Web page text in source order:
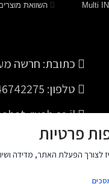
השוואת
כתובת: חרשה
טלפון: 0546742275
ruah.co.il
שמורות יהודה
פרטיות
לצורך הפעלת האתר, מדידה